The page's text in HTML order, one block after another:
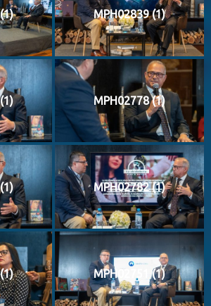
MPH02839 (1)
MPH02778 (1)
MPH02782 (1)
MPH02751 (1)